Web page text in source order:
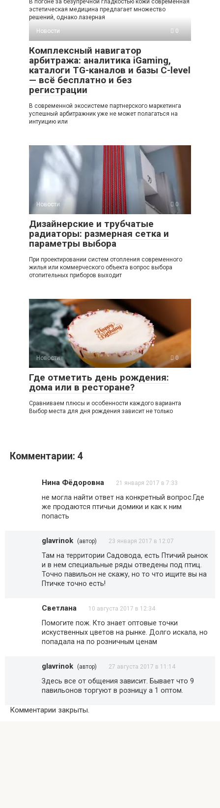
эстетическая медицина предлагает множество
решений, однако лазерная
Новости
0
Комплексный навигатор
арбитража: аналитика iGaming,
каталоги TG-каналов и базы C-level
— всё бесплатно и без
регистрации
В современной экосистеме партнерского маркетинга
успешный арбитражник уже не может полагаться на
интуицию или
Новости 0
Дизайнерские и трубчатые
радиаторы: размерная сетка и
параметры выбора
При проектировании систем отопления современного
жилья или коммерческого объекта вопрос выбора
отопительных приборов выходит
Новости 0
Где отметить день рождения:
дома или в ресторане?
Сравниваем плюсы и особенности каждого варианта
Выбор места для дня рождения зависит не только
Комментарии: 4
Нина Фёдоровна 21 января 2017 в 7:33
не могла найти ответ на конкретный вопрос.Где
же продаются птичьи домики и как к ним
попасть
glavrinok (автор) 23 января 2017 в 12:07
Там на территории Садовода, есть Птичий рынок
и в нем специальные ряды отведены под птиц.
Точно павильон не скажу, но то что ищите вы на
Птичке точно есть!
Светлана 10 августа 2017 в 12:34
Помогите пож. Кто знает оптовые точки
искуственных цветов на рынке. Долго искала, но
попадала на по розничным ценам
glavrinok (автор) 27 августа 2017 в 11:14
Здесь все от общения зависит. Бывает что 9
павильонов торгуют в розницу а 1 оптом.
Комментарии закрыты.